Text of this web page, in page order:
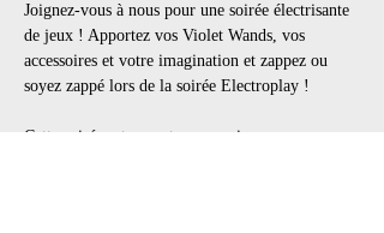
Joignez-vous à nous pour une soirée électrisante
de jeux ! Apportez vos Violet Wands, vos
accessoires et votre imagination et zappez ou
soyez zappé lors de la soirée Electroplay !
Cette soirée est ouverte aux curieux, aux